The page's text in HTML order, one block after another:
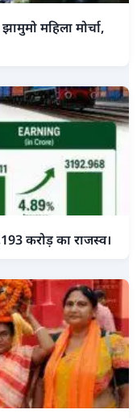
महिला मोर्चा,
करोड़ का राजस्व।